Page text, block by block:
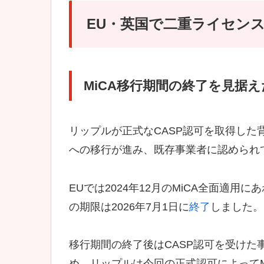
EU・英国で二重ライセン
MiCA移行期間の終了を見据
リップルが正式なCASP認可を取得し
への移行が進み、既存事業者に認めら
EUでは2024年12月のMiCA全面適用に
の期限は2026年7月1日に終了 しました。
移行期間の終了後はCASP認可を受けた